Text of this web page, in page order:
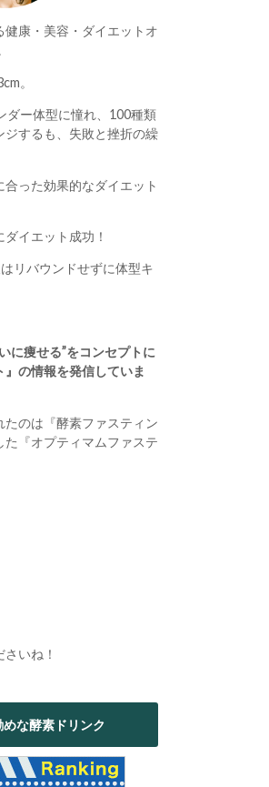
康・美容・ダイエットオ
。
ダー体型に憧れ、100種類
ジするも、失敗と挫折の繰
った効果的なダイエット
ダイエット成功！
リバウンドせずに体型キ
に痩せる”をコンセプトに
』の情報を発信していま
のは『酵素ファスティン
『オプティマムファステ
いね！
な酵素ドリンク